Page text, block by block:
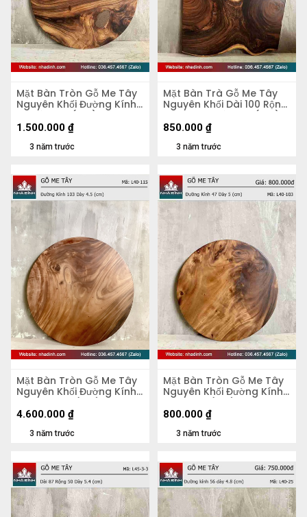
Mặt Bàn Tròn Gỗ Me Tây
Nguyên Khối Đường Kính
74 Dày 3.9 (cm)
3 năm trước
1.500.000 ₫
Mặt Bàn Trà Gỗ Me Tây
Nguyên Khối Dài 100 Rộng
67-44-90 Dày 2,8 (cm)
3 năm trước
850.000 ₫
Mặt Bàn Tròn Gỗ Me Tây
Nguyên Khối Đường Kính
103 Dày 4,5 (cm)
3 năm trước
4.600.000 ₫
Mặt Bàn Tròn Gỗ Me Tây
Nguyên Khối Đường Kính
47 Dày 5 (cm)
3 năm trước
800.000 ₫